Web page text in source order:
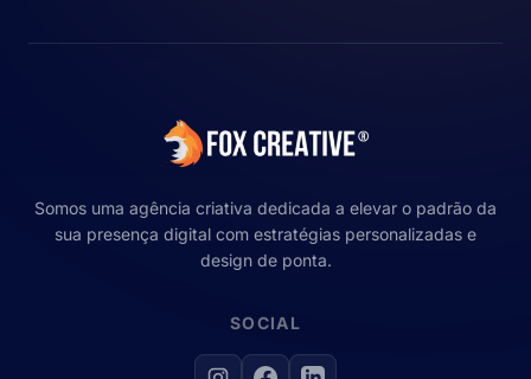
Somos uma agência criativa dedicada a elevar o padrão da
sua presença digital com estratégias personalizadas e
design de ponta.
SOCIAL